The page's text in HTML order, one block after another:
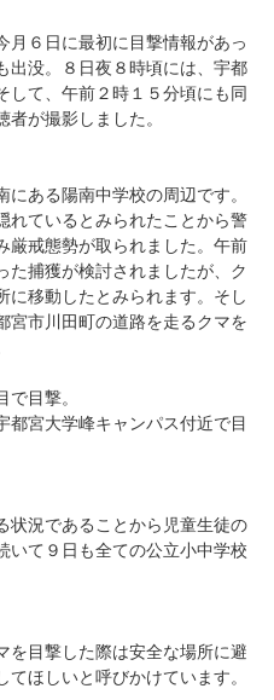
月６日に最初に目撃情報があっ
出没。８日夜８時頃には、宇都
して、午前２時１５分頃にも同
が撮影しました。
ある陽南中学校の周辺です。
れているとみられたことから警
厳戒態勢が取られました。午前
た捕獲が検討されましたが、ク
に移動したとみられます。そし
宮市川田町の道路を走るクマを
目撃。
都宮大学峰キャンパス付近で目
状況であることから児童生徒の
いて９日も全ての公立小中学校
を目撃した際は安全な場所に避
ほしいと呼びかけています。